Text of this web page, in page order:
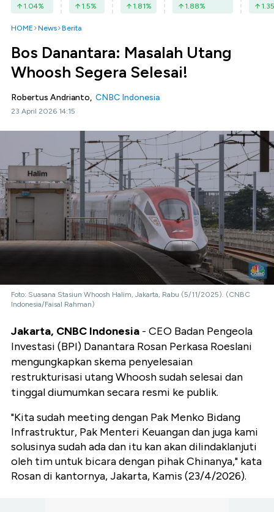
1.04% 1.5% 1.81% 1.88% 1.35
HOME News Berita
Bos Danantara: Masalah Utang
Whoosh Segera Selesai!
Robertus Andrianto, CNBC Indonesia
23 April 2026 14:15
Foto: Suasana Stasiun Whoosh Halim, Jakarta, Rabu (5/11/2025). (CNBC
Indonesia/Faisal Rahman)
Jakarta, CNBC Indonesia - CEO Badan Pengeola
Investasi (BPI) Danantara Rosan Perkasa Roeslani
mengungkapkan skema penyelesaian
restrukturisasi utang Whoosh sudah selesai dan
tinggal diumumkan secara resmi ke publik.
"Kita sudah meeting dengan Pak Menko Bidang
Infrastruktur, Pak Menteri Keuangan dan juga kami
solusinya sudah ada dan itu kan akan dilindaklanjuti
oleh tim untuk bicara dengan pihak Chinanya," kata
Rosan di kantornya, Jakarta, Kamis (23/4/2026).